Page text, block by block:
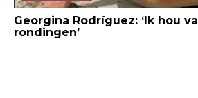
Georgina Rodríguez: ‘Ik hou
rondingen’